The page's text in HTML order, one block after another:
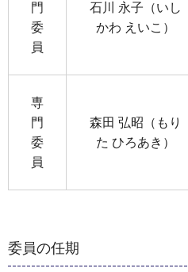
門
委
員
石川 永子（いし
かわ えいこ）
専
門
委
員
森田 弘昭（もり
た ひろあき）
委員の任期